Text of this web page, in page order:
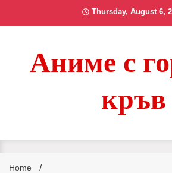
Thursday, August 6,
Аниме с
кръв
Home